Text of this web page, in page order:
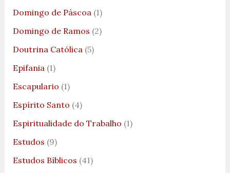
Domingo de Páscoa(1)
Domingo de Ramos (2)
Doutrina Católica(5)
Epifania(1)
Escapulario (1)
Espírito Santo (4)
Espiritualidade do Trabalho (1)
Estudos (9)
Estudos Bíblicos (41)